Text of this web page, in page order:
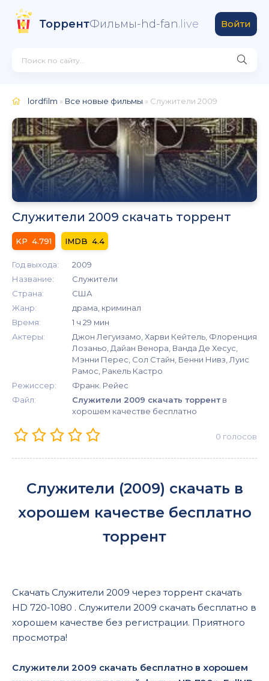
ТоррентФильмы-hd-fan.live Войти
lordfilm » Все новые фильмы » Служители 2009
Служители 2009 скачать торрент
4.791 4.4
Год выхода:
2009
Название:
Служители
Страна:
США
Жанр:
драма, криминал
Время:
1 ч 29 мин
Актеры:
Джон Легуизамо, Харви Кейтель, Флоренция
Лозаньо, Дайан Венора, Ванда Де Хесус,
Мэнни Перес, Сол Стайн, Бенни Нивз, Луис
Рамос, Ракель Кастро
Режиссер:
Франк. Рейес
Файл:
Служители 2009 скачать торрент в
хорошем качестве бесплатно
0 голосов
Служители (2009) скачать в
хорошем качестве бесплатно
торрент
Скачать Служители 2009 через торрент скачать
HD 720-1080 . Служители 2009 скачать бесплатно в
хорошем качестве без регистрации. Приятного
просмотра!
Служители 2009 скачать бесплатно в хорошем